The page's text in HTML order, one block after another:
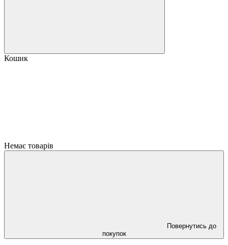
Кошик
Немає товарів
Повернутись до
покупок